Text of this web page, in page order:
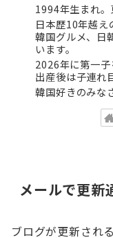
1994年生まれ。
日本歴10年越え
韓国グルメ、日
います。
2026年に第一子
出産後は子連れ
韓国好きのみな
メールで更
ブログが更新される